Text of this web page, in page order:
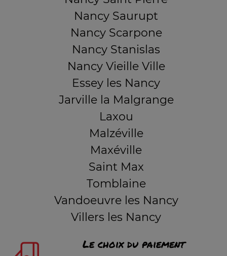
Nancy Saurupt
Nancy Scarpone
Nancy Stanislas
Nancy Vieille Ville
Essey les Nancy
Jarville la Malgrange
Laxou
Malzéville
Maxéville
Saint Max
Tomblaine
Vandoeuvre les Nancy
Villers les Nancy
Le choix du paiement